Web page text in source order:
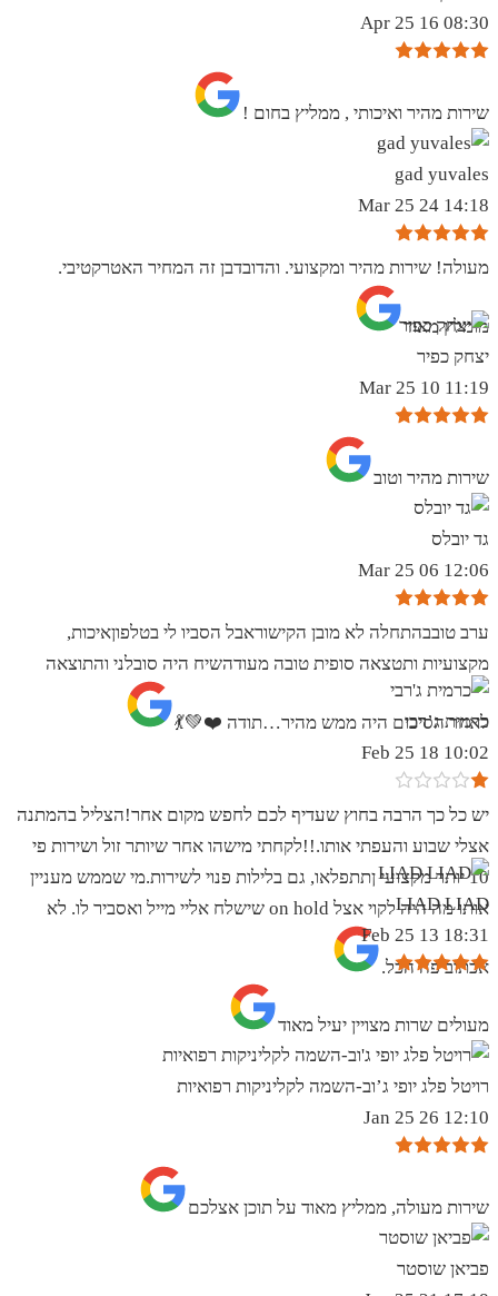
08:30 16 Apr 25
שירות מהיר ואיכותי , ממליץ בחום !
gad yuvales
14:18 24 Mar 25
מעולה! שירות מהיר ומקצועי. והדובדבן זה המחיר האטרקטיבי.
מומלץ מאוד
יצחק כפיר
11:19 10 Mar 25
שירות מהיר וטוב
גד יובלס
12:06 06 Mar 25
ערב טובבהתחלה לא מובן הקישוראבל הסביו לי בטלפוןאיכות,
מקצועיות ותטצאה סופית טובה מעודהשיח היה סובלני והתוצאה
לאחר הסיכום היה ממש מהיר…תודה ❤️💚💃
כרמית ג’רבי
10:02 18 Feb 25
יש כל כך הרבה בחוץ שעדיף לכם לחפש מקום אחר!הצליל בהמתנה
אצלי שבוע והעפתי אותו.!!לקחתי מישהו אחר שיותר זול ושירות פי
10 יותר מקצועי ןתתפלאו, גם בלילות פנוי לשירות.מי שממש מעניין
אותו מה היה לקוי אצל on hold שישלח אליי מייל ואסביר לו. לא
אכתוב פה הכל.
LIAD LIAD
18:31 13 Feb 25
מעולים שרות מצויין יעיל מאוד
רויטל פלג יופי ג’וב-השמה לקליניקות רפואיות
12:10 26 Jan 25
שירות מעולה, ממליץ מאוד על תוכן אצלכם
פביאן שוסטר